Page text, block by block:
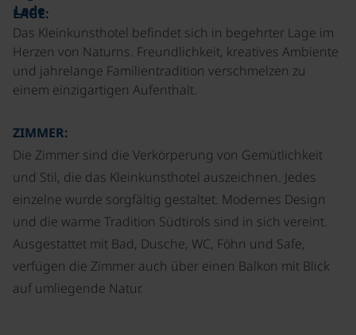
Lade
LAGE:
Das Kleinkunsthotel befindet sich in begehrter Lage im
Herzen von Naturns. Freundlichkeit, kreatives Ambiente
und jahrelange Familientradition verschmelzen zu
einem einzigartigen Aufenthalt.
ZIMMER:
Die Zimmer sind die Verkörperung von Gemütlichkeit
und Stil, die das Kleinkunsthotel auszeichnen. Jedes
einzelne wurde sorgfältig gestaltet. Modernes Design
und die warme Tradition Südtirols sind in sich vereint.
Ausgestattet mit Bad, Dusche, WC, Föhn und Safe,
verfügen die Zimmer auch über einen Balkon mit Blick
auf umliegende Natur.